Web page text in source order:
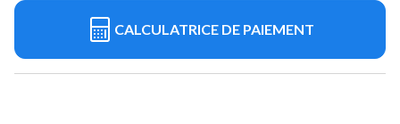
CALCULATRICE DE PAIEMENT